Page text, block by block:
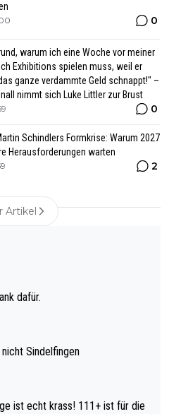
0
warum ich eine Woche vor meiner
Exhibitions spielen muss, weil er
ganze verdammte Geld schnappt!" –
nimmt sich Luke Littler zur Brust
0
Schindlers Formkrise: Warum 2027
Herausforderungen warten
2
Artikel
dafür.
Sindelfingen
krass! 111+ ist für die